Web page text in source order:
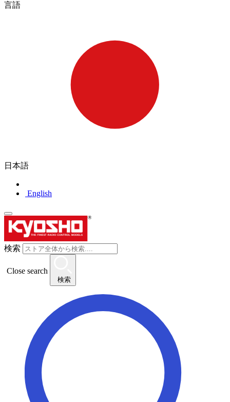
言語
日本語
English
検索
Close search
検索